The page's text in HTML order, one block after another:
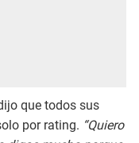
que todos sus
por rating. “Quiero